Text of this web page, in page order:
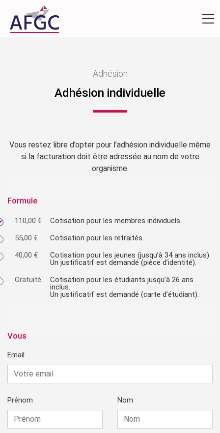
Adhésion
Adhésion individuelle
Vous restez libre d’opter pour l’adhésion individuelle même
si la facturation doit être adressée au nom de votre
organisme.
Formule
110,00 €
Cotisation pour les membres individuels.
55,00 €
Cotisation pour les retraités.
40,00 €
Cotisation pour les jeunes (jusqu’à 34 ans inclus).
Un justificatif est demandé (pièce d’identité).
Gratuité
Cotisation pour les étudiants jusqu’à 26 ans
inclus.
Un justificatif est demandé (carte d’étudiant).
Vous
Email
Prénom Nom